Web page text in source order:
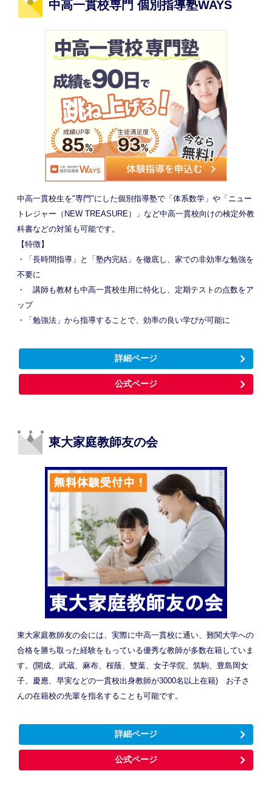
中高一貫校専門 個別指導塾WAYS
中高一貫校生を"専門"にした個別指導塾で「体系数学」や「ニュー
トレジャー（NEW TREASURE）」など中高一貫校向けの検定外教
科書などの対策も可能です。
【特徴】
・「長時間指導」と「塾内完結」を徹底し、家での非効率な勉強を
不要に
・ 講師も教材も中高一貫校生用に特化し、定期テストの点数をア
ップ
・「勉強法」から指導することで、効率の良い学びが可能に
詳細ページ
公式ページ
東大家庭教師友の会
東大家庭教師友の会には、実際に中高一貫校に通い、難関大学への
合格を勝ち取った経験をもっている優秀な教師が多数在籍していま
す。(開成、武蔵、麻布、桜蔭、雙葉、女子学院、筑駒、豊島岡女
子、慶應、早実などの一貫校出身教師が3000名以上在籍) お子さ
んの在籍校の先輩を指名することも可能です。
詳細ページ
公式ページ